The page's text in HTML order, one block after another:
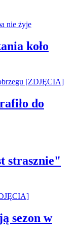
koło
do
strasznie"
sezon w